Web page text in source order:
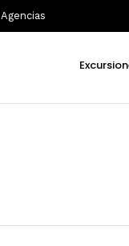
Agencias